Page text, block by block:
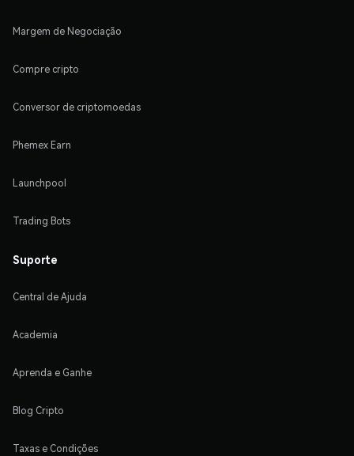
Margem de Negociação
Compre cripto
Conversor de criptomoedas
Phemex Earn
Launchpool
Trading Bots
Suporte
Central de Ajuda
Academia
Aprenda e Ganhe
Blog Cripto
Taxas e Condições